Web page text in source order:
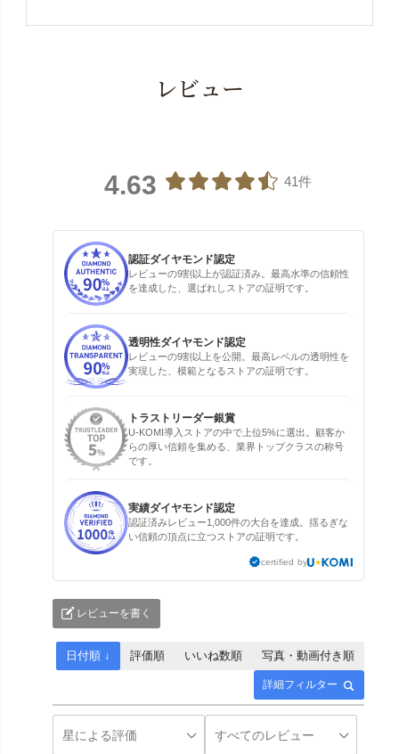
レビュー
4.63 41件
認証ダイヤモンド認定
レビューの9割以上が認証済み。最高水準の信頼性
を達成した、選ばれしストアの証明です。
透明性ダイヤモンド認定
レビューの9割以上を公開。最高レベルの透明性を
実現した、模範となるストアの証明です。
トラストリーダー銀賞
U-KOMI導入ストアの中で上位5%に選出。顧客か
らの厚い信頼を集める、業界トップクラスの称号
です。
実績ダイヤモンド認定
認証済みレビュー1,000件の大台を達成。揺るぎな
い信頼の頂点に立つストアの証明です。
certified by
レビューを書く
詳細フィルター
日付順 ↓ 評価順 いいね数順 写真・動画付き順